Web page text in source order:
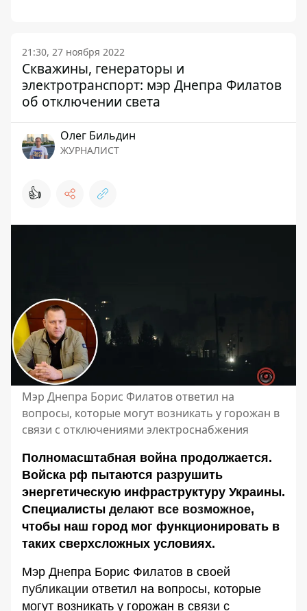
21:30, 27 ноября 2022
Скважины, генераторы и
электротранспорт: мэр Днепра Филатов
об отключении света
Олег Бильдин
ЖУРНАЛИСТ
👍
Мэр Днепра Борис Филатов ответил на
вопросы, которые могут возникать у горожан в
связи с отключениями электроснабжения
Полномасштабная война продолжается.
Войска рф пытаются разрушить
энергетическую инфраструктуру Украины.
Специалисты делают все возможное,
чтобы наш город мог функционировать в
таких сверхсложных условиях.
Мэр Днепра Борис Филатов в своей
публикации ответил на вопросы, которые
могут возникать у горожан в связи с